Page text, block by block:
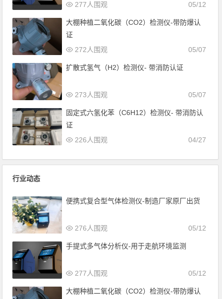
05/12
277人围观
大棚种植二氧化碳（CO2）检测仪-带防爆认
证
05/07
272人围观
扩散式氢气（H2）检测仪- 带消防认证
05/07
273人围观
固定式六氢化苯（C6H12）检测仪- 带消防认
证
04/27
226人围观
行业动态
便携式复合型气体检测仪-制造厂家原厂出货
05/12
276人围观
手提式多气体分析仪-用于走航环境监测
05/12
277人围观
大棚种植二氧化碳（CO2）检测仪-带防爆认